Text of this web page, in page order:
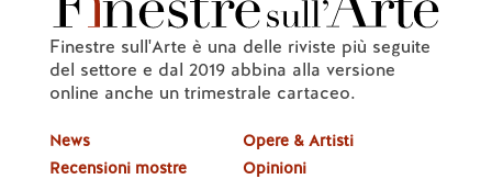
Finestre sull'Arte è una delle riviste più seguite
del settore e dal 2019 abbina alla versione
online anche un trimestrale cartaceo.
News
Recensioni mostre
Opere & Artisti
Opinioni